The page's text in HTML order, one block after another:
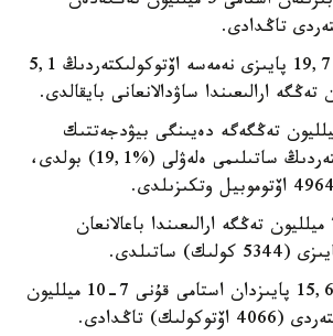
تاڭدادى.
سونىمەن، نارىقتىڭ 19,7 پايىزى نەمەسە اۆتوكولىكتەردىڭ 5,1
بولەك، 3,5 ميلليون تەڭگەگە دەيىنگى بيۋدجەتتىك
سەگمەنتتەگى كولىكتەردىڭ ساتىلىمى ەلەۋلى (%19,1) بولدى،
مۇنىمەن قوسا، 5-7 ميلليون تەڭگە ارالىعىندا باعالانعان
ساتىپ الۋشىلاردىڭ 15,6 پايىزدان استامى قۇنى 7-10 ميلليون
تاڭدادى.